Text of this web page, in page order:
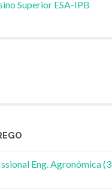
Eng. Agronómica (3